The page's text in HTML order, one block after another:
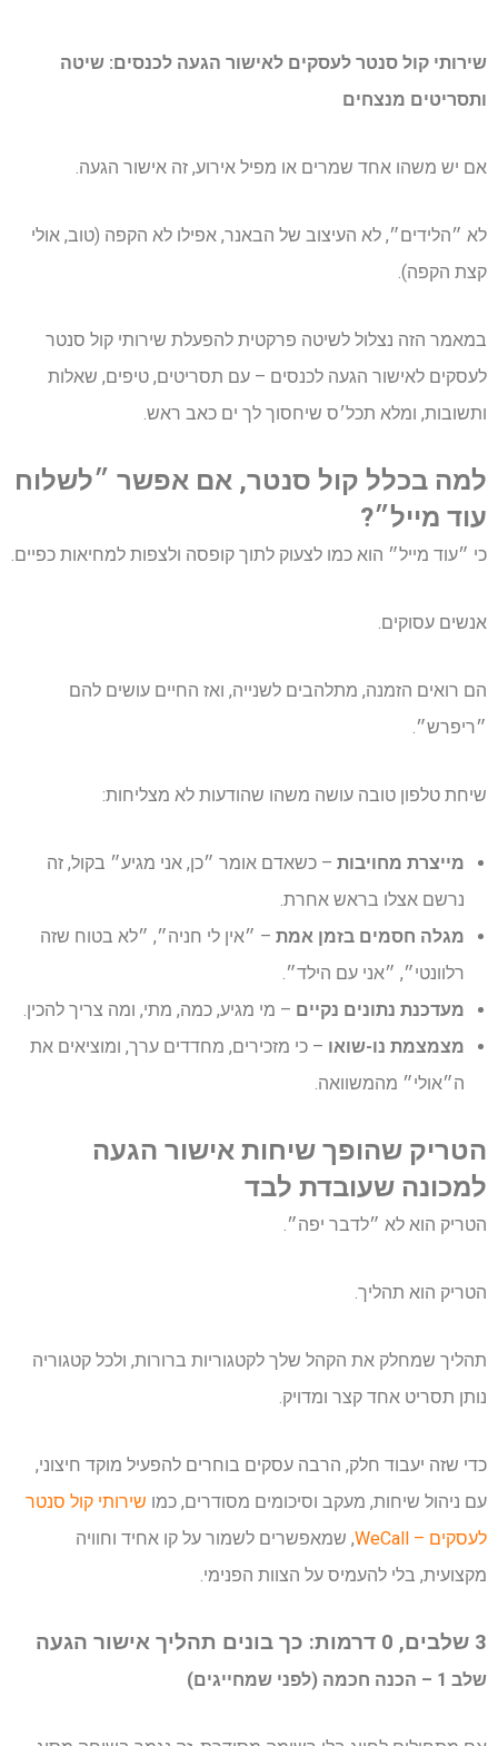
שירותי קול סנטר לעסקים לאישור הגעה לכנסים: שיטה
ותסריטים מנצחים
אם יש משהו אחד שמרים או מפיל אירוע, זה אישור הגעה.
לא ״הלידים״, לא העיצוב של הבאנר, אפילו לא הקפה (טוב, אולי
קצת הקפה).
במאמר הזה נצלול לשיטה פרקטית להפעלת שירותי קול סנטר
לעסקים לאישור הגעה לכנסים – עם תסריטים, טיפים, שאלות
ותשובות, ומלא תכל׳ס שיחסוך לך ים כאב ראש.
למה בכלל קול סנטר, אם אפשר ״לשלוח
עוד מייל״?
כי ״עוד מייל״ הוא כמו לצעוק לתוך קופסה ולצפות למחיאות כפיים.
אנשים עסוקים.
הם רואים הזמנה, מתלהבים לשנייה, ואז החיים עושים להם
״ריפרש״.
שיחת טלפון טובה עושה משהו שהודעות לא מצליחות:
מייצרת מחויבות – כשאדם אומר ״כן, אני מגיע״ בקול, זה
נרשם אצלו בראש אחרת.
מגלה חסמים בזמן אמת – ״אין לי חניה״, ״לא בטוח שזה
רלוונטי״, ״אני עם הילד״.
מעדכנת נתונים נקיים – מי מגיע, כמה, מתי, ומה צריך להכין.
מצמצמת נו-שואו – כי מזכירים, מחדדים ערך, ומוציאים את
ה״אולי״ מהמשוואה.
הטריק שהופך שיחות אישור הגעה
למכונה שעובדת לבד
הטריק הוא לא ״לדבר יפה״.
הטריק הוא תהליך.
תהליך שמחלק את הקהל שלך לקטגוריות ברורות, ולכל קטגוריה
נותן תסריט אחד קצר ומדויק.
כדי שזה יעבוד חלק, הרבה עסקים בוחרים להפעיל מוקד חיצוני,
עם ניהול שיחות, מעקב וסיכומים מסודרים, כמו שירותי קול סנטר
לעסקים – WeCall
, שמאפשרים לשמור על קו אחיד וחוויה
מקצועית, בלי להעמיס על הצוות הפנימי.
3 שלבים, 0 דרמות: כך בונים תהליך אישור הגעה
שלב 1 – הכנה חכמה (לפני שמחייגים)